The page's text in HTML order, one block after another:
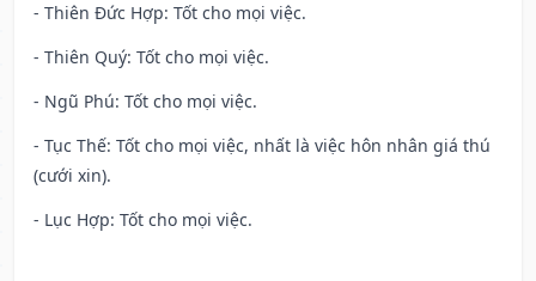
- Thiên Đức Hợp: Tốt cho mọi việc.
- Thiên Quý: Tốt cho mọi việc.
- Ngũ Phú: Tốt cho mọi việc.
- Tục Thế: Tốt cho mọi việc, nhất là việc hôn nhân giá thú
(cưới xin).
- Lục Hợp: Tốt cho mọi việc.